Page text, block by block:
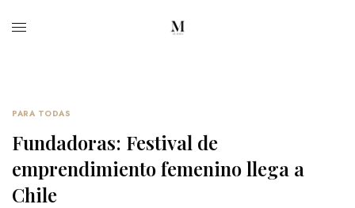
PARA TODAS
Fundadoras: Festival de
emprendimiento femenino llega a
Chile